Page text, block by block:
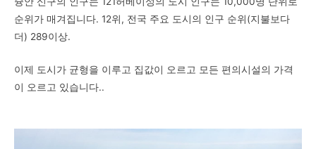
순위가 매겨집니다. 12위, 전국 주요 도시의 인구 순위(지불보다
더) 289이상.
이제 도시가 균형을 이루고 집값이 오르고 모든 편의시설의 가격
이 오르고 있습니다..